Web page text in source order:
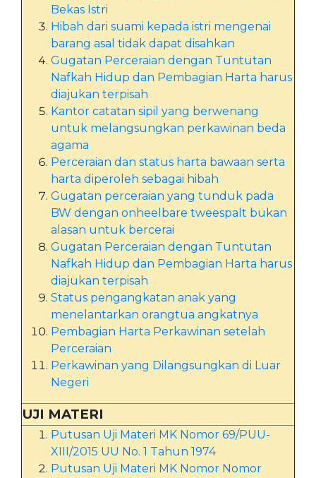
Bekas Istri
Hibah dari suami kepada istri mengenai
barang asal tidak dapat disahkan
Gugatan Perceraian dengan Tuntutan
Nafkah Hidup dan Pembagian Harta harus
diajukan terpisah
Kantor catatan sipil yang berwenang
untuk melangsungkan perkawinan beda
agama
Perceraian dan status harta bawaan serta
harta diperoleh sebagai hibah
Gugatan perceraian yang tunduk pada
BW dengan onheelbare tweespalt bukan
alasan untuk bercerai
Gugatan Perceraian dengan Tuntutan
Nafkah Hidup dan Pembagian Harta harus
diajukan terpisah
Status pengangkatan anak yang
menelantarkan orangtua angkatnya
Pembagian Harta Perkawinan setelah
Perceraian
Perkawinan yang Dilangsungkan di Luar
Negeri
UJI MATERI
Putusan Uji Materi MK Nomor 69/PUU-
XIII/2015 UU No. 1 Tahun 1974
Putusan Uji Materi MK Nomor Nomor